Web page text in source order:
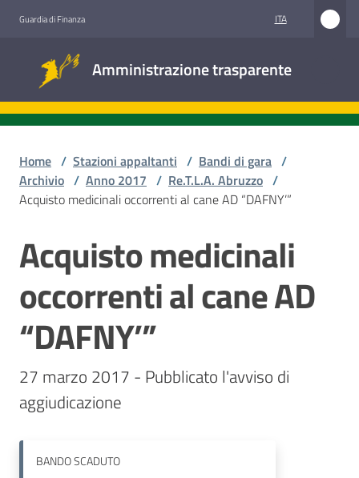
Guardia di Finanza ITA
Amministrazione trasparente
trasparente
Accesso
Stazioni
appaltanti
Contatti
Home / Stazioni appaltanti / Bandi di gara /
Archivio / Anno 2017 / Re.T.L.A. Abruzzo /
Acquisto medicinali occorrenti al cane AD “DAFNY’”
Salta al contenuto
Acquisto medicinali
occorrenti al cane AD
“DAFNY’”
27 marzo 2017 - Pubblicato l'avviso di
aggiudicazione
BANDOSCADUTO